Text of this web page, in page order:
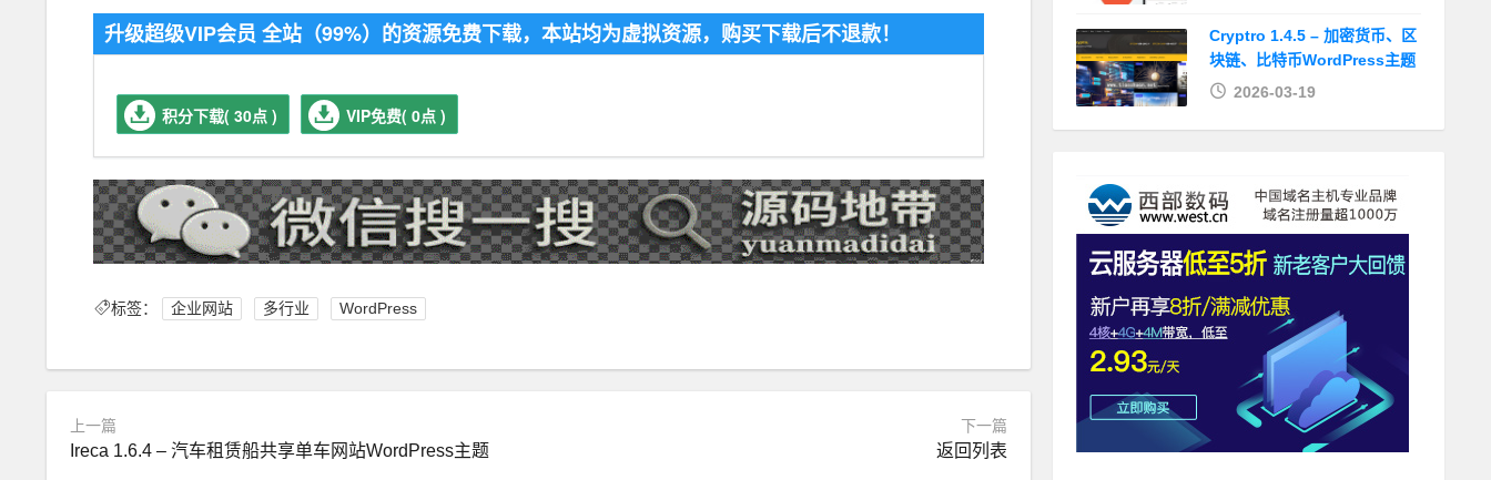
升级超级VIP会员 全站（99%）的资源免费下载，本站均为虚拟资源，购买下载后不退款！
积分下载( 30点 ) VIP免费( 0点 )
标签： 企业网站 多行业 WordPress
上一篇
Ireca 1.6.4 – 汽车租赁船共享单车网站WordPress主题
下一篇
返回列表
Cryptro 1.4.5 – 加密货币、区
块链、比特币WordPress主题
2026-03-19